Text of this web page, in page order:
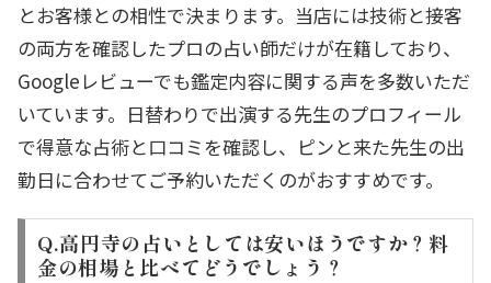
とお客様との相性で決まります。当店には技術と接客
の両方を確認したプロの占い師だけが在籍しており、
Googleレビューでも鑑定内容に関する声を多数いただ
いています。日替わりで出演する先生のプロフィール
で得意な占術と口コミを確認し、ピンと来た先生の出
勤日に合わせてご予約いただくのがおすすめです。
Q.高円寺の占いとしては安いほうですか？料
金の相場と比べてどうでしょう？